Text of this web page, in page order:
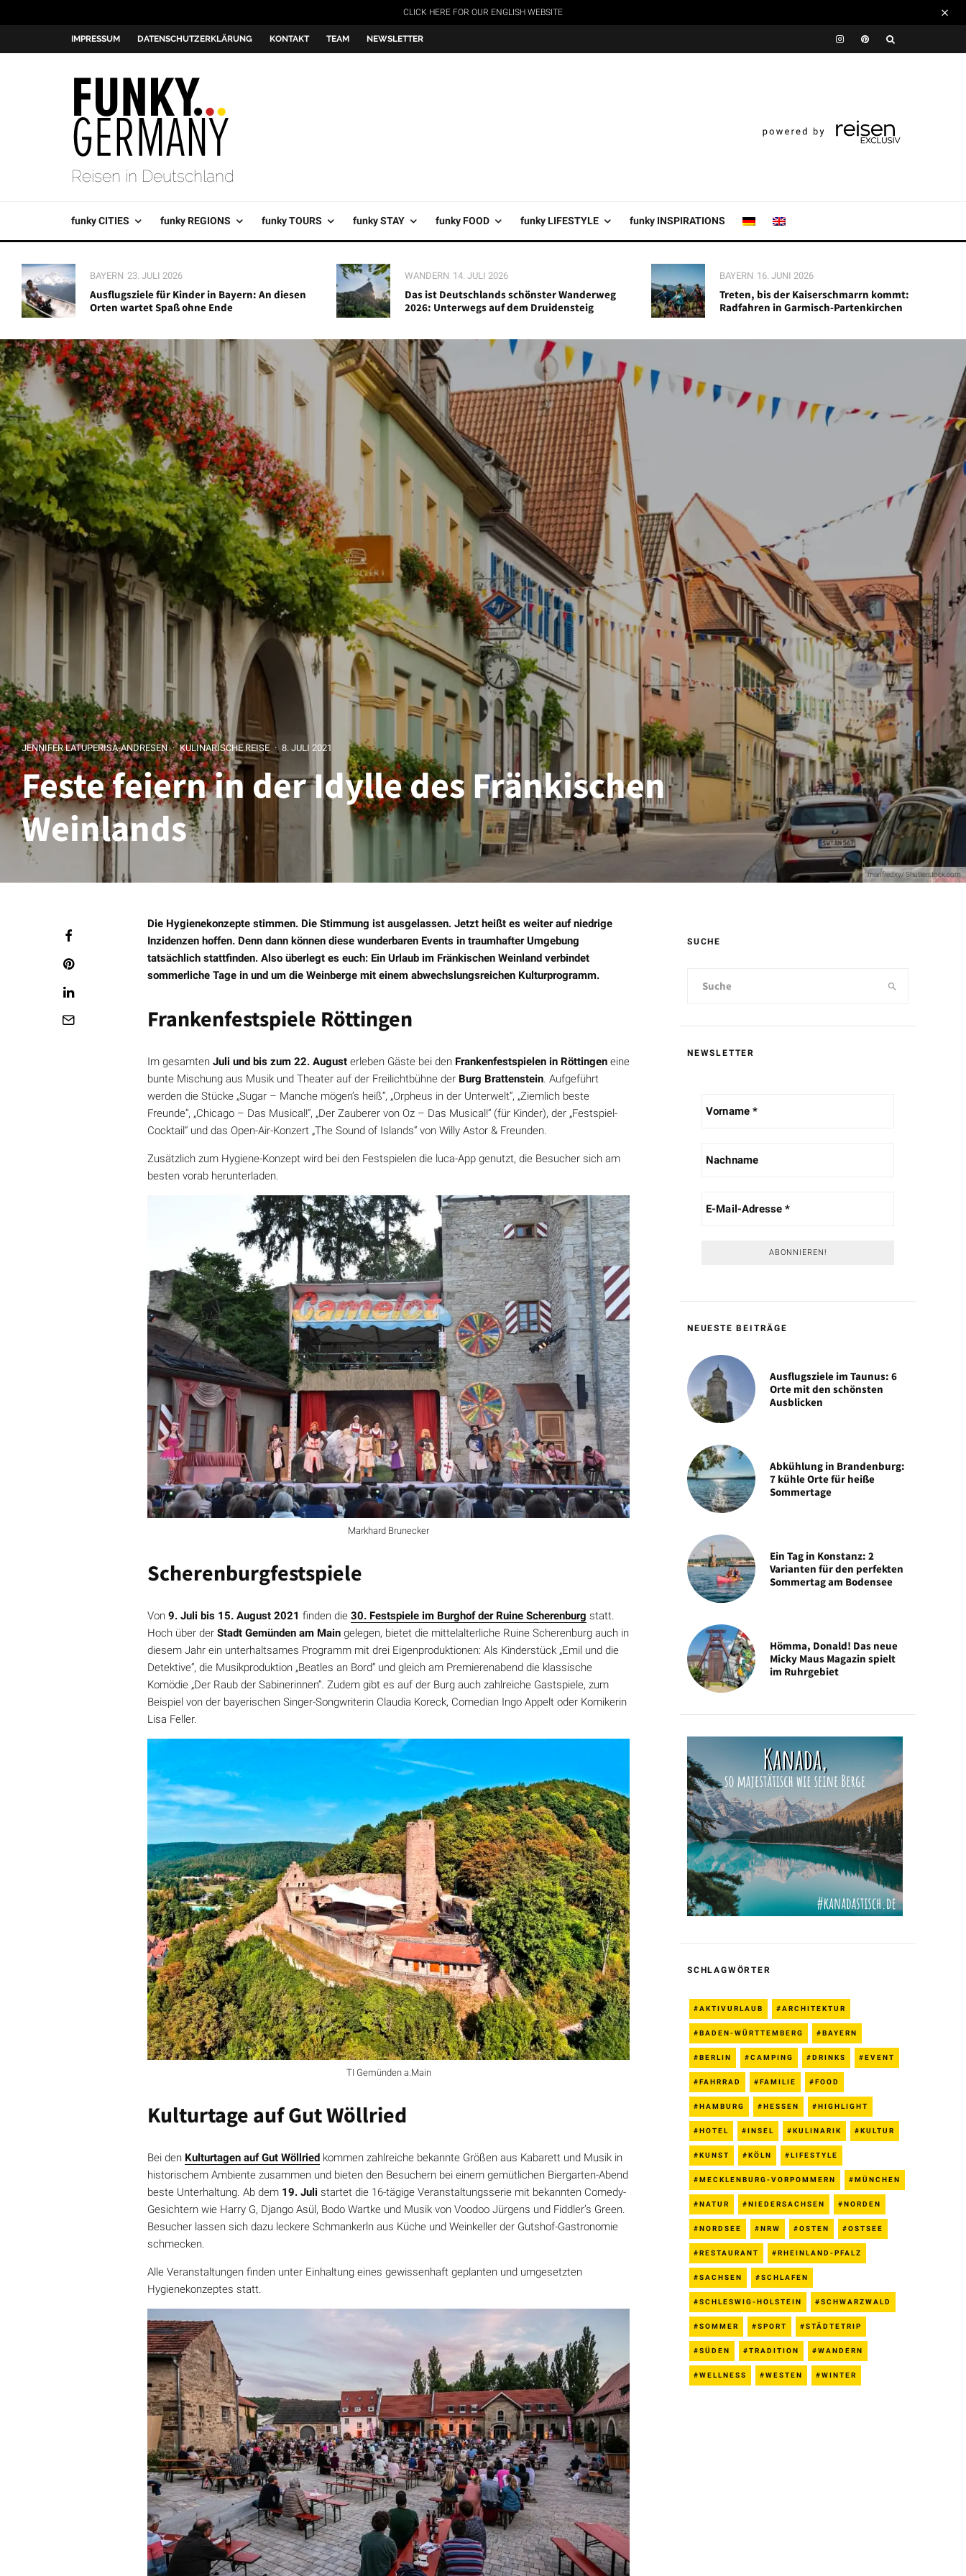
CLICK HERE FOR OUR ENGLISH WEBSITE
IMPRESSUM DATENSCHUTZERKLÄRUNG KONTAKT TEAM NEWSLETTER
Reisen in Deutschland
funky CITIES funky REGIONS funky TOURS funky STAY funky FOOD funky LIFESTYLE funky INSPIRATIONS
BAYERN 23. JULI 2026
Ausflugsziele für Kinder in Bayern: An diesen
Orten wartet Spaß ohne Ende
WANDERN 14. JULI 2026
Das ist Deutschlands schönster Wanderweg
2026: Unterwegs auf dem Druidensteig
BAYERN 16. JUNI 2026
Treten, bis der Kaiserschmarrn kommt:
Radfahren in Garmisch-Partenkirchen
manfredxy/ Shutterstock.com
JENNIFER LATUPERISA-ANDRESEN · KULINARISCHE REISE · 8. JULI 2021
Feste feiern in der Idylle des Fränkischen
Weinlands
Die Hygienekonzepte stimmen. Die Stimmung ist ausgelassen. Jetzt heißt es weiter auf niedrige
Inzidenzen hoffen. Denn dann können diese wunderbaren Events in traumhafter Umgebung
tatsächlich stattfinden. Also überlegt es euch: Ein Urlaub im Fränkischen Weinland verbindet
sommerliche Tage in und um die Weinberge mit einem abwechslungsreichen Kulturprogramm.
Frankenfestspiele Röttingen
Im gesamten Juli und bis zum 22. August erleben Gäste bei den Frankenfestspielen in Röttingen eine
bunte Mischung aus Musik und Theater auf der Freilichtbühne der Burg Brattenstein. Aufgeführt
werden die Stücke „Sugar – Manche mögen’s heiß“, „Orpheus in der Unterwelt“, „Ziemlich beste
Freunde“, „Chicago – Das Musical!“, „Der Zauberer von Oz – Das Musical!“ (für Kinder), der „Festspiel-
Cocktail“ und das Open-Air-Konzert „The Sound of Islands“ von Willy Astor & Freunden.
Zusätzlich zum Hygiene-Konzept wird bei den Festspielen die luca-App genutzt, die Besucher sich am
besten vorab herunterladen.
Markhard Brunecker
Scherenburgfestspiele
Von 9. Juli bis 15. August 2021 finden die 30. Festspiele im Burghof der Ruine Scherenburg statt.
Hoch über der Stadt Gemünden am Main gelegen, bietet die mittelalterliche Ruine Scherenburg auch in
diesem Jahr ein unterhaltsames Programm mit drei Eigenproduktionen: Als Kinderstück „Emil und die
Detektive“, die Musikproduktion „Beatles an Bord“ und gleich am Premierenabend die klassische
Komödie „Der Raub der Sabinerinnen“. Zudem gibt es auf der Burg auch zahlreiche Gastspiele, zum
Beispiel von der bayerischen Singer-Songwriterin Claudia Koreck, Comedian Ingo Appelt oder Komikerin
Lisa Feller.
TI Gemünden a.Main
Kulturtage auf Gut Wöllried
Bei den Kulturtagen auf Gut Wöllried kommen zahlreiche bekannte Größen aus Kabarett und Musik in
historischem Ambiente zusammen und bieten den Besuchern bei einem gemütlichen Biergarten-Abend
beste Unterhaltung. Ab dem 19. Juli startet die 16-tägige Veranstaltungsserie mit bekannten Comedy-
Gesichtern wie Harry G, Django Asül, Bodo Wartke und Musik von Voodoo Jürgens und Fiddler’s Green.
Besucher lassen sich dazu leckere Schmankerln aus Küche und Weinkeller der Gutshof-Gastronomie
schmecken.
Alle Veranstaltungen finden unter Einhaltung eines gewissenhaft geplanten und umgesetzten
Hygienekonzeptes statt.
SUCHE
NEWSLETTER
NEUESTE BEITRÄGE
Ausflugsziele im Taunus: 6
Orte mit den schönsten
Ausblicken
Abkühlung in Brandenburg:
7 kühle Orte für heiße
Sommertage
Ein Tag in Konstanz: 2
Varianten für den perfekten
Sommertag am Bodensee
Hömma, Donald! Das neue
Micky Maus Magazin spielt
im Ruhrgebiet
SCHLAGWÖRTER
AKTIVURLAUB ARCHITEKTUR
BADEN-WÜRTTEMBERG BAYERN
BERLIN CAMPING DRINKS EVENT
FAHRRAD FAMILIE FOOD
HAMBURG HESSEN HIGHLIGHT
HOTEL INSEL KULINARIK KULTUR
KUNST KÖLN LIFESTYLE
MECKLENBURG-VORPOMMERN MÜNCHEN
NATUR NIEDERSACHSEN NORDEN
NORDSEE NRW OSTEN OSTSEE
RESTAURANT RHEINLAND-PFALZ
SACHSEN SCHLAFEN
SCHLESWIG-HOLSTEIN SCHWARZWALD
SOMMER SPORT STÄDTETRIP
SÜDEN TRADITION WANDERN
WELLNESS WESTEN WINTER